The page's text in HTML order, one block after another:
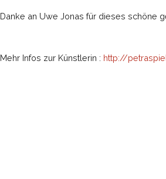
Danke an Uwe Jonas für dieses schöne
Mehr Infos zur Künstlerin : http://